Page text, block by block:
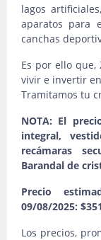
lagos
aparatos para
canchas
Es por ello que,
vivir e invertir
Tramitamos tu
NOTA: El
integral,
recámaras
Barandal de
Precio
09/08/2025:
Los precios,